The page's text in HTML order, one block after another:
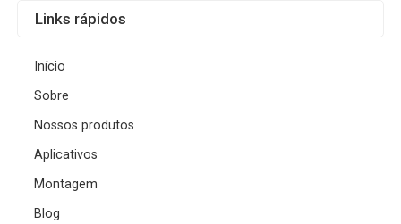
Links rápidos
Início
Sobre
Nossos produtos
Aplicativos
Montagem
Blog